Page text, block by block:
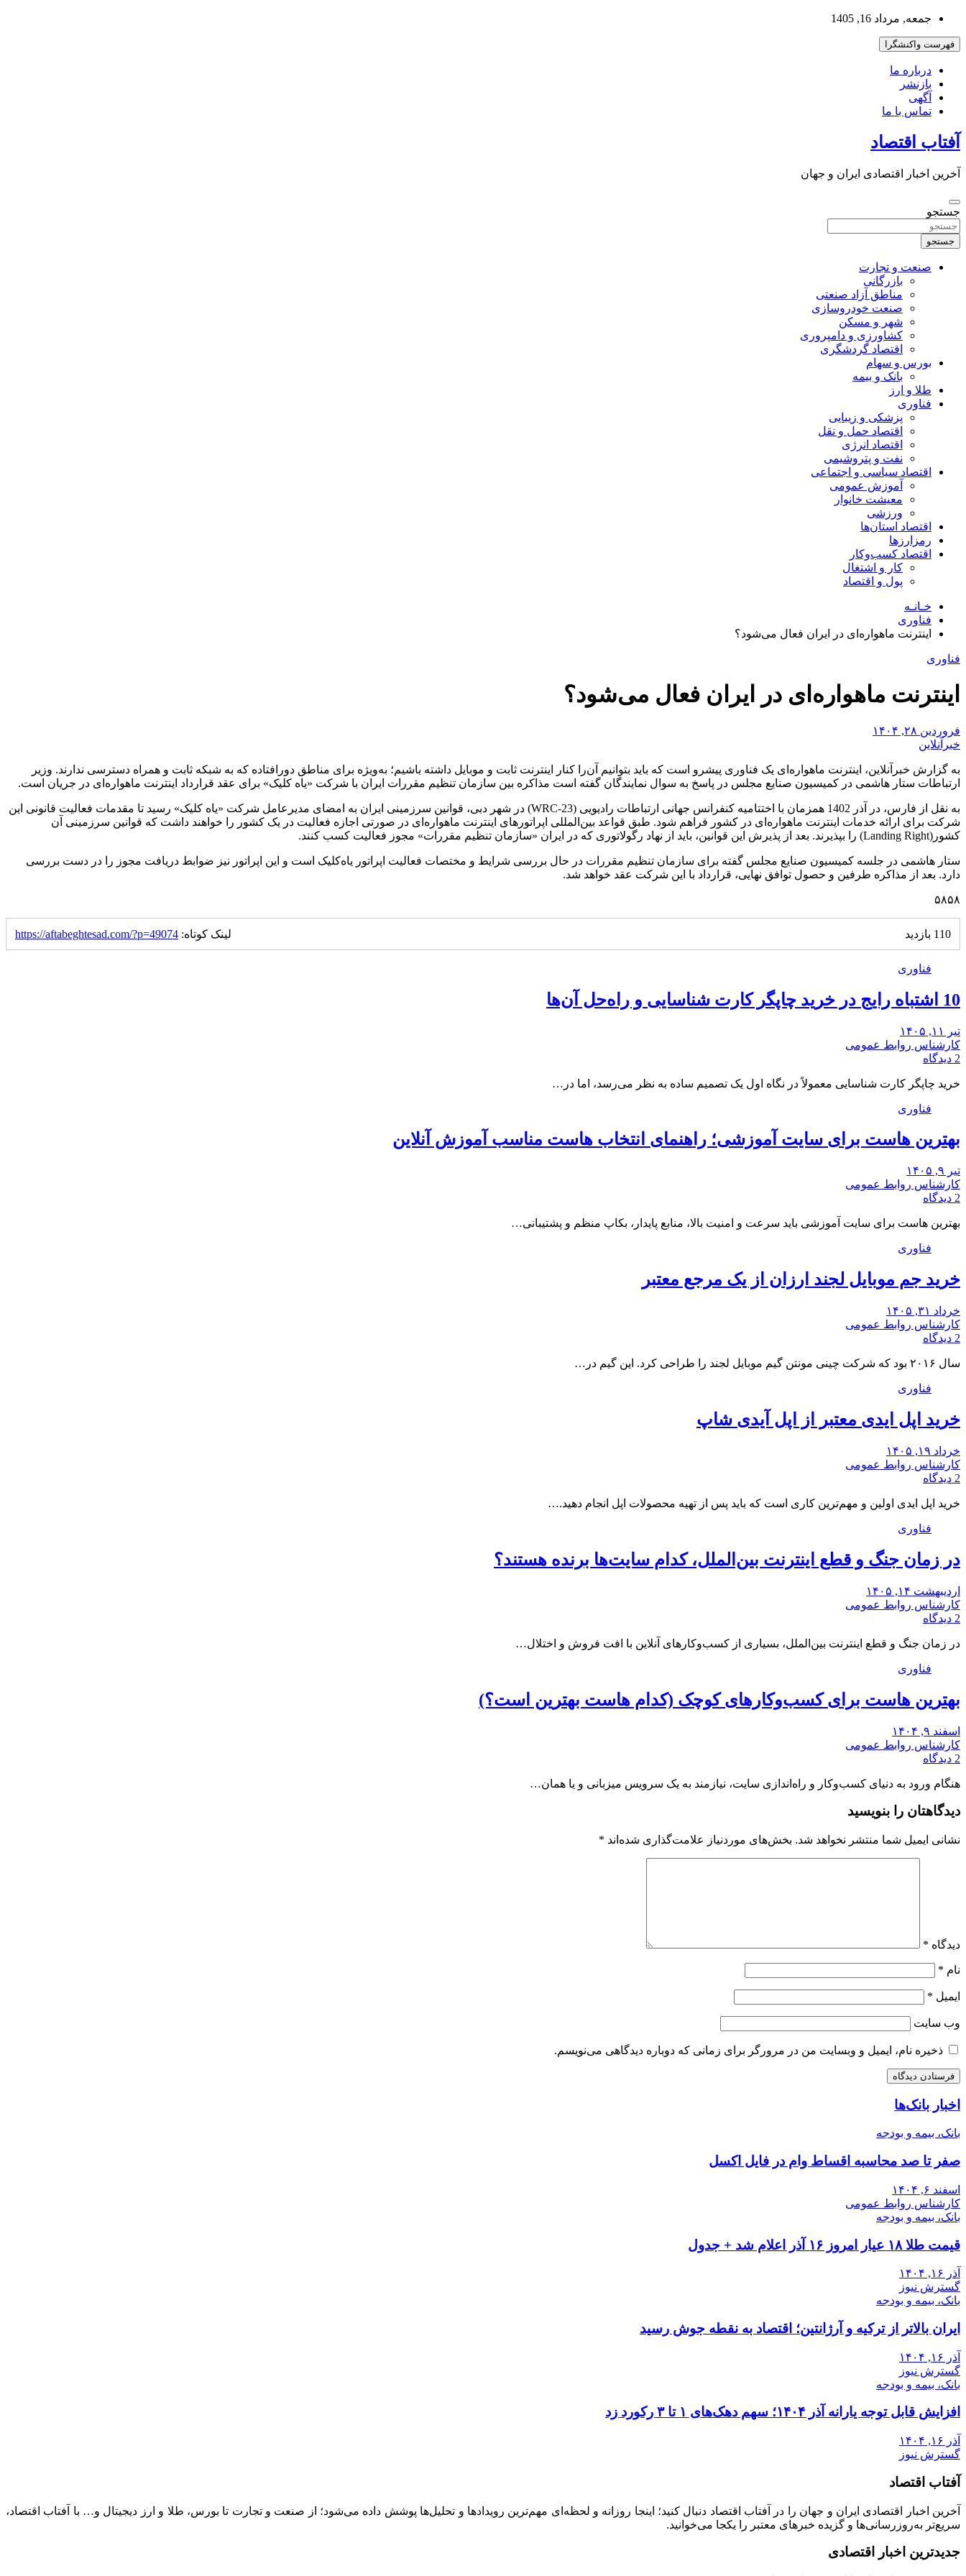
بروید
جمعه, مرداد 16, 1405
فهرست واکنشگرا
درباره ما
بازنشر
آگهی
تماس با ما
آفتاب اقتصاد
آخرین اخبار اقتصادی ایران و جهان
جستجو
جستجو
صنعت و تجارت
بازرگانی
مناطق آزاد صنعتی
صنعت خودروسازی
شهر و مسکن
کشاورزی و دامپروری
اقتصاد گردشگری
بورس و سهام
بانک و بیمه
طلا و ارز
فناوری
پزشکی و زیبایی
اقتصاد حمل و نقل
اقتصاد انرژی
نفت و پتروشیمی
اقتصاد سیاسی و اجتماعی
آموزش عمومی
معیشت خانوار
ورزشی
اقتصاد استان‌ها
رمزارزها
اقتصاد کسب‌و‌کار
کار و اشتغال
پول و اقتصاد
خـانـه
فناوری
اینترنت ماهواره‌ای در ایران فعال می‌شود؟
فناوری
اینترنت ماهواره‌ای در ایران فعال می‌شود؟
فروردین ۲۸, ۱۴۰۴
خبرآنلاین
به گزارش خبرآنلاین، اینترنت ماهواره‌ای یک فناوری پیشرو است که باید بتوانیم آن‌را کنار اینترنت ثابت و موبایل داشته باشیم؛ به‌ویژه برای مناطق دورافتاده که به شبکه ثابت و همراه دسترسی ندارند. وزیر
ارتباطات ستار هاشمی در کمیسیون صنایع مجلس در پاسخ به سوال نمایندگان گفته است مذاکره بین سازمان تنظیم مقررات ایران با شرکت «یاه کلیک» برای عقد قرارداد اینترنت ماهواره‌ای در جریان است.
به نقل از فارس، در آذر 1402 همزمان با اختتامیه کنفرانس جهانی ارتباطات رادیویی (WRC-23) در شهر دبی، قوانین سرزمینی ایران به امضای مدیرعامل شرکت «یاه کلیک» رسید تا مقدمات فعالیت قانونی این
شرکت برای ارائه خدمات اینترنت ماهواره‌ای در کشور فراهم شود. طبق قواعد بین‌المللی اپراتورهای اینترنت ماهواره‌ای در صورتی اجازه فعالیت در یک کشور را خواهند داشت که قوانین سرزمینی آن
کشور(Landing Right) را بپذیرند. بعد از پذیرش این قوانین، باید از نهاد رگولاتوری که در ایران «سازمان تنظیم مقررات» مجوز فعالیت کسب کنند.
ستار هاشمی در جلسه کمیسیون صنایع مجلس گفته برای سازمان تنظیم مقررات در حال بررسی شرایط و مختصات فعالیت اپراتور یاه‌کلیک است و این اپراتور نیز ضوابط دریافت مجوز را در دست بررسی
دارد. بعد از مذاکره طرفین و حصول توافق نهایی، قرارداد با این شرکت عقد خواهد شد.
۵۸۵۸
110 بازدید لینک کوتاه: https://aftabeghtesad.com/?p=49074
فناوری
10 اشتباه رایج در خرید چاپگر کارت شناسایی و راه‌حل آن‌ها
تیر ۱۱, ۱۴۰۵
کارشناس روابط عمومی
2 دیدگاه
خرید چاپگر کارت شناسایی معمولاً در نگاه اول یک تصمیم ساده به نظر می‌رسد، اما در…
فناوری
بهترین هاست برای سایت آموزشی؛ راهنمای انتخاب هاست مناسب آموزش آنلاین
تیر ۹, ۱۴۰۵
کارشناس روابط عمومی
2 دیدگاه
بهترین هاست برای سایت آموزشی باید سرعت و امنیت بالا، منابع پایدار، بکاپ منظم و پشتیبانی…
فناوری
خرید جم موبایل لجند ارزان از یک مرجع معتبر
خرداد ۳۱, ۱۴۰۵
کارشناس روابط عمومی
2 دیدگاه
سال ۲۰۱۶ بود که شرکت چینی مونتن گیم موبایل لجند را طراحی کرد. این گیم در…
فناوری
خرید اپل ایدی معتبر از اپل آیدی شاپ
خرداد ۱۹, ۱۴۰۵
کارشناس روابط عمومی
2 دیدگاه
خرید اپل ایدی اولین و مهم‌ترین کاری است که باید پس از تهیه محصولات اپل انجام دهید.…
فناوری
در زمان جنگ و قطع اینترنت بین‌الملل، کدام سایت‌ها برنده هستند؟
اردیبهشت ۱۴, ۱۴۰۵
کارشناس روابط عمومی
2 دیدگاه
در زمان جنگ و قطع اینترنت بین‌الملل، بسیاری از کسب‌وکارهای آنلاین با افت فروش و اختلال…
فناوری
بهترین هاست برای کسب‌وکارهای کوچک (کدام هاست بهترین است؟)
اسفند ۹, ۱۴۰۴
کارشناس روابط عمومی
2 دیدگاه
هنگام ورود به دنیای کسب‌وکار و راه‌اندازی سایت، نیازمند به یک سرویس میزبانی و یا همان…
دیدگاهتان را بنویسید
نشانی ایمیل شما منتشر نخواهد شد. بخش‌های موردنیاز علامت‌گذاری شده‌اند *
دیدگاه *
نام *
ایمیل *
وب‌ سایت
ذخیره نام، ایمیل و وبسایت من در مرورگر برای زمانی که دوباره دیدگاهی می‌نویسم.
اخبار بانک‌ها
بانک، بیمه و بودجه
صفر تا صد محاسبه اقساط وام در فایل اکسل
اسفند ۶, ۱۴۰۴
کارشناس روابط عمومی
بانک، بیمه و بودجه
قیمت طلا ۱۸ عیار امروز ۱۶ آذر اعلام شد + جدول
آذر ۱۶, ۱۴۰۴
گسترش نیوز
بانک، بیمه و بودجه
ایران بالاتر از ترکیه و آرژانتین؛ اقتصاد به نقطه جوش رسید
آذر ۱۶, ۱۴۰۴
گسترش نیوز
بانک، بیمه و بودجه
افزایش قابل توجه یارانه آذر ۱۴۰۴؛ سهم دهک‌های ۱ تا ۳ رکورد زد
آذر ۱۶, ۱۴۰۴
گسترش نیوز
آفتاب اقتصاد
آخرین اخبار اقتصادی ایران و جهان را در آفتاب اقتصاد دنبال کنید؛ اینجا روزانه و لحظه‌ای مهم‌ترین رویدادها و تحلیل‌ها پوشش داده می‌شود؛ از صنعت و تجارت تا بورس، طلا و ارز دیجیتال و… با آفتاب اقتصاد،
سریع‌تر به‌روزرسانی‌ها و گزیده خبرهای معتبر را یکجا می‌خوانید.
جدیدترین اخبار اقتصادی